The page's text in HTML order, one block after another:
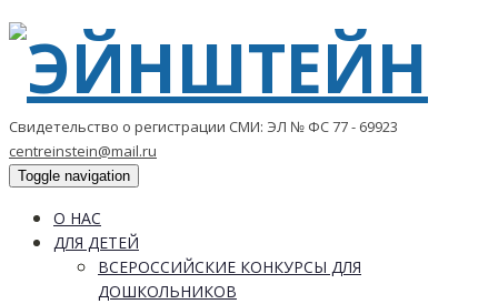
Свидетельство о регистрации СМИ: ЭЛ № ФС 77 - 69923
centreinstein@mail.ru
Toggle navigation
О НАС
ДЛЯ ДЕТЕЙ
ВСЕРОССИЙСКИЕ КОНКУРСЫ ДЛЯ
ДОШКОЛЬНИКОВ